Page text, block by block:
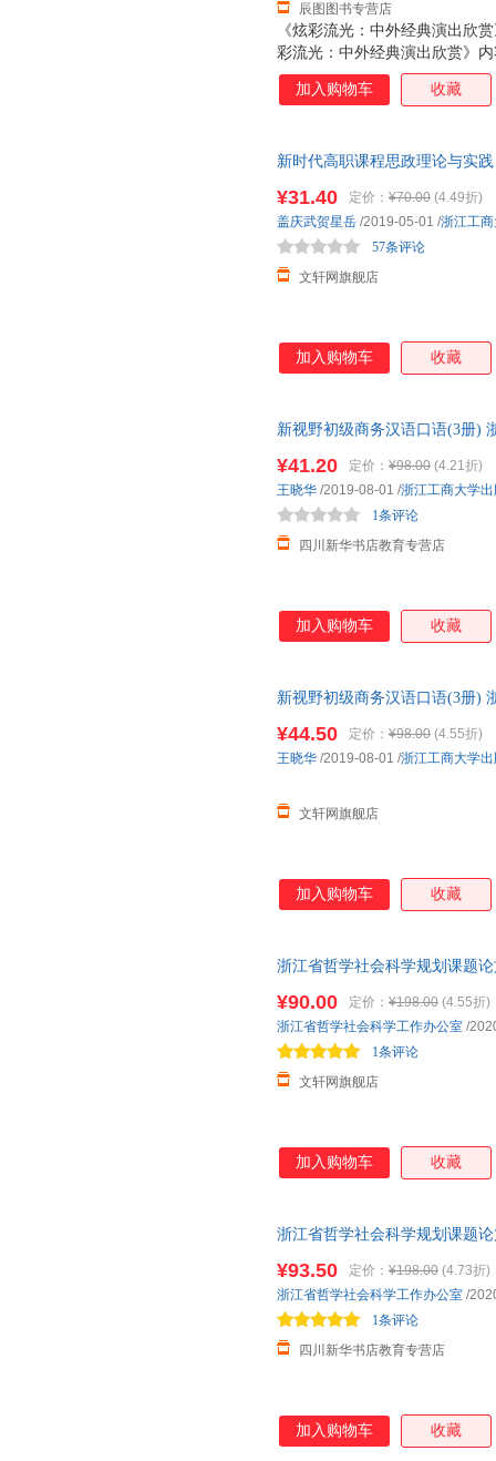
《炫彩流光：中外经典演出欣
彩流光：中外经典演出欣赏》
面。理论性阐述重点介绍了音
蕾、定位“马戏艺术和街头娱
具体的了解。再通过对演出形
辰图图书专营店
加入购物车 收藏
新时代高职课程思政理论与实
¥31.40 定价： ¥70.00 (4.49折)
文轩网旗舰店
57条评论
盖庆武贺星岳 /2019-05-01 /浙江工
加入购物车 收藏
新视野初级商务汉语口语(3册)
¥41.20 定价： ¥98.00 (4.21折)
四川新华书店教育专营店
1条评论
王晓华 /2019-08-01 /浙江工商大学
加入购物车 收藏
新视野初级商务汉语口语(3册)
¥44.50 定价： ¥98.00 (4.55折)
文轩网旗舰店
王晓华 /2019-08-01 /浙江工商大学
加入购物车 收藏
浙江省哲学社会科学规划课题
服！
¥90.00 定价： ¥198.00 (4.55折)
文轩网旗舰店
1条评论
浙江省哲学社会科学工作办公室 /
加入购物车 收藏
浙江省哲学社会科学规划课题
服！
¥93.50 定价： ¥198.00 (4.73折)
四川新华书店教育专营店
1条评论
浙江省哲学社会科学工作办公室 /
加入购物车 收藏